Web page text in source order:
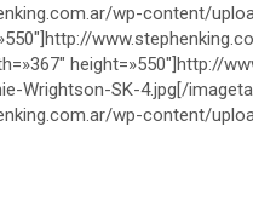
wp-content/
height=»550″]http://
Wrightson-SK-4.jpg[/
wp-content/